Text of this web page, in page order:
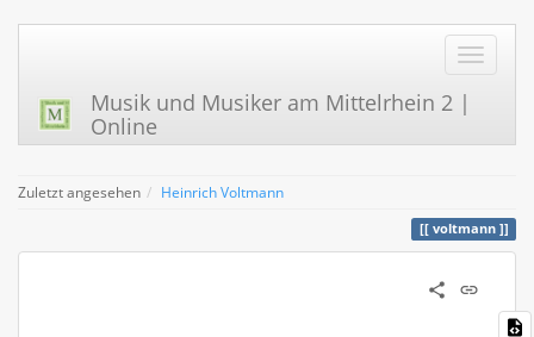
Musik und Musiker am Mittelrhein 2 |
Online
Zuletzt angesehen Heinrich Voltmann
voltmann